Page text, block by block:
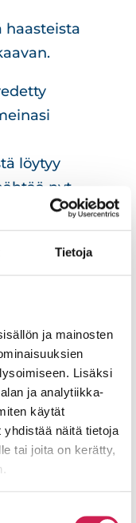
Tietoja
ja mainosten
Lisäksi
ja analytiikka-
käytät
näitä tietoja
tai joita on kerätty,
haasteista
löytyy
nyt
olivat
kaikki
halliyhtiön
jälkeenkin,
ja lounge-